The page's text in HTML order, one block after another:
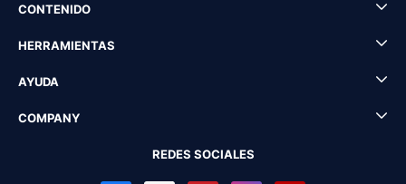
CONTENIDO
HERRAMIENTAS
AYUDA
COMPANY
REDES SOCIALES